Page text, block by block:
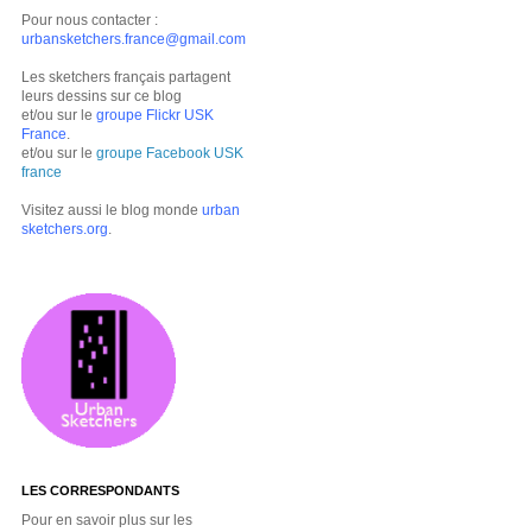
Pour nous contacter :
urbansketchers.france@gmail.com
Les sketchers français partagent
leurs dessins sur ce blog
et/ou sur le groupe Flickr USK
France
et/ou sur le groupe Facebook USK
france
Visitez aussi le blog monde urban
sketchers.org
LES CORRESPONDANTS
Pour en savoir plus sur les